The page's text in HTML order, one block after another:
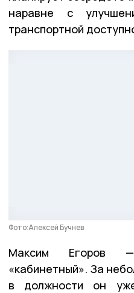
наравне с
транспортной
Фото:Алексей Бучнев
Максим Егоров
«кабинетный». За
в должности он